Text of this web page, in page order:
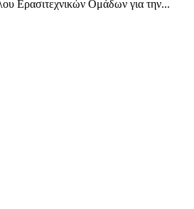
Ερασιτεχνικών Ομάδων για την...